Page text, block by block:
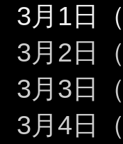
3月1日
3月2日
3月3日
3月4日